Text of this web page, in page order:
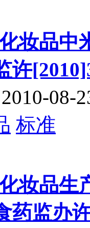
妆品中
许
08-
标准
妆品生
药监办